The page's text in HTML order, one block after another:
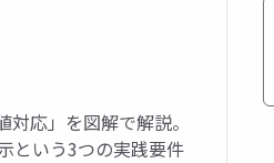
応」を図解で解説。
という3つの実践要件